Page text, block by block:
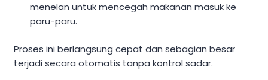
menelan untuk mencegah makanan masuk ke
paru-paru.
Proses ini berlangsung cepat dan sebagian besar
terjadi secara otomatis tanpa kontrol sadar.